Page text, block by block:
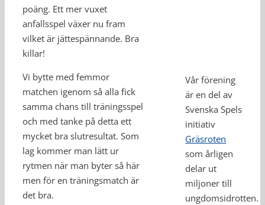
poäng. Ett mer vuxet
anfallsspel växer nu fram
vilket är jättespännande. Bra
killar!
Vi bytte med femmor
matchen igenom så alla fick
samma chans till träningsspel
och med tanke på detta ett
mycket bra slutresultat. Som
lag kommer man lätt ur
rytmen när man byter så här
men för en träningsmatch är
det bra.
Vår förening
är en del av
Svenska Spels
initiativ
Gräsroten
som årligen
delar ut
miljoner till
ungdomsidrotten.